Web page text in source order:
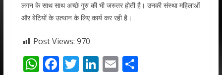
लगन के साथ साथ अच्छे गुरु की भी जरुतर होती है। उनकी संस्था महिलाओं
और बेटियों के उत्थान के लिए कार्य कर रही है।
Post Views: 970
W F T Li E S